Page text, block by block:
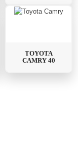
TOYOTA
CAMRY 40